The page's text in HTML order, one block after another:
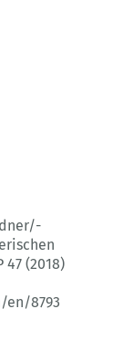
47 (2018)
8793